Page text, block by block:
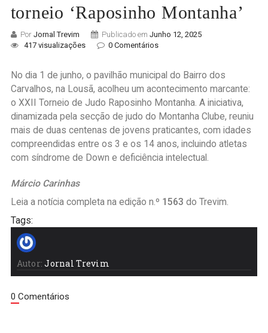
torneio ‘Raposinho Montanha’
Por Jornal Trevim Publicado em Junho 12, 2025
417 visualizações
0 Comentários
No dia 1 de junho, o pavilhão municipal do Bairro dos
Carvalhos, na Lousã, acolheu um acontecimento marcante:
o XXII Torneio de Judo Raposinho Montanha. A iniciativa,
dinamizada pela secção de judo do Montanha Clube, reuniu
mais de duas centenas de jovens praticantes, com idades
compreendidas entre os 3 e os 14 anos, incluindo atletas
com síndrome de Down e deficiência intelectual.
Márcio Carinhas
Leia a notícia completa na edição n.º 1563 do Trevim.
Tags:
Autor: Jornal Trevim
0 Comentários